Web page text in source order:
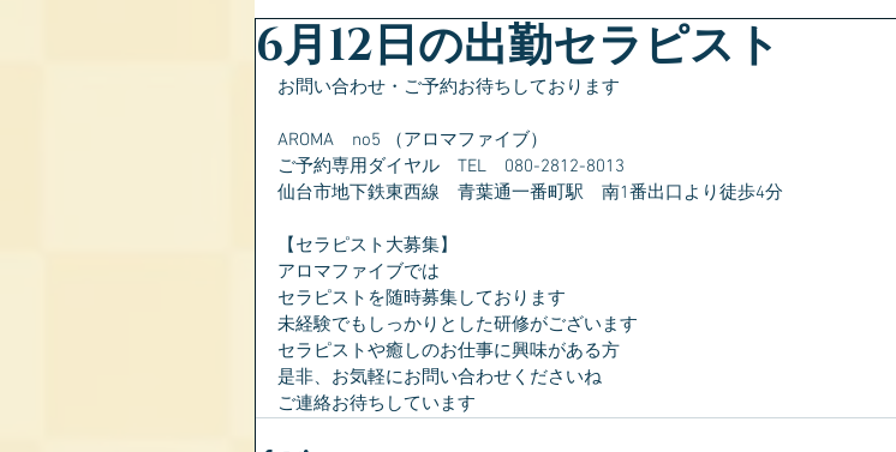
6月12日の出勤セラピスト
お問い合わせ・ご予約お待ちしております
AROMA　no5 （アロマファイブ）
ご予約専用ダイヤル　TEL　080-2812-8013
仙台市地下鉄東西線　青葉通一番町駅　南1番出口より徒歩4分
【セラピスト大募集】
アロマファイブでは
セラピストを随時募集しております
未経験でもしっかりとした研修がございます
セラピストや癒しのお仕事に興味がある方
是非、お気軽にお問い合わせくださいね
ご連絡お待ちしています